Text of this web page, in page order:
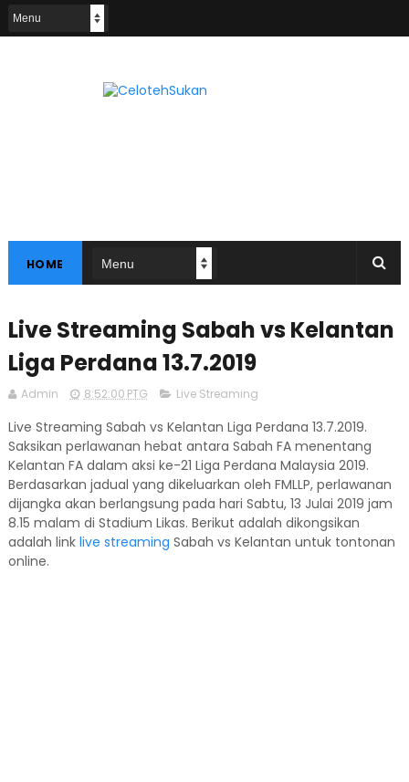
HOME
Live Streaming Sabah vs Kelantan
Liga Perdana 13.7.2019
Admin 8:52:00 PTG Live Streaming
Live Streaming Sabah vs Kelantan Liga Perdana 13.7.2019.
Saksikan perlawanan hebat antara Sabah FA menentang
Kelantan FA dalam aksi ke-21 Liga Perdana Malaysia 2019.
Berdasarkan jadual yang dikeluarkan oleh FMLLP, perlawanan
dijangka akan berlangsung pada hari Sabtu, 13 Julai 2019 jam
8.15 malam di Stadium Likas. Berikut adalah dikongsikan
adalah link live streaming Sabah vs Kelantan untuk tontonan
online.